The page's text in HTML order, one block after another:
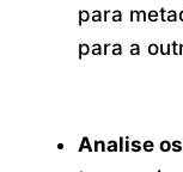
para
para a
Analise